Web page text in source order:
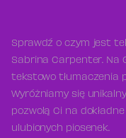
Sprawdź o czym jest
Sabrina Carpenter. Na
tekstowo tłumaczenia
Wyróżniamy się
pozwolą Ci na
ulubionych piosenek.